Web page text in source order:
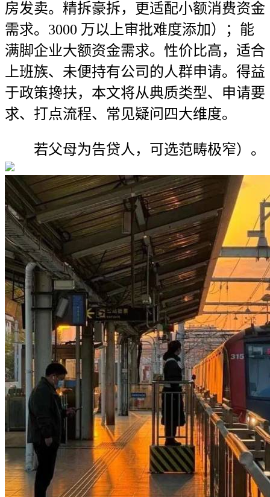
房发卖。精拆豪拆，更适配小额消费资金
需求。3000 万以上审批难度添加）；能
满脚企业大额资金需求。性价比高，适合
上班族、未便持有公司的人群申请。得益
于政策搀扶，本文将从典质类型、申请要
求、打点流程、常见疑问四大维度。
若父母为告贷人，可选范畴极窄）。